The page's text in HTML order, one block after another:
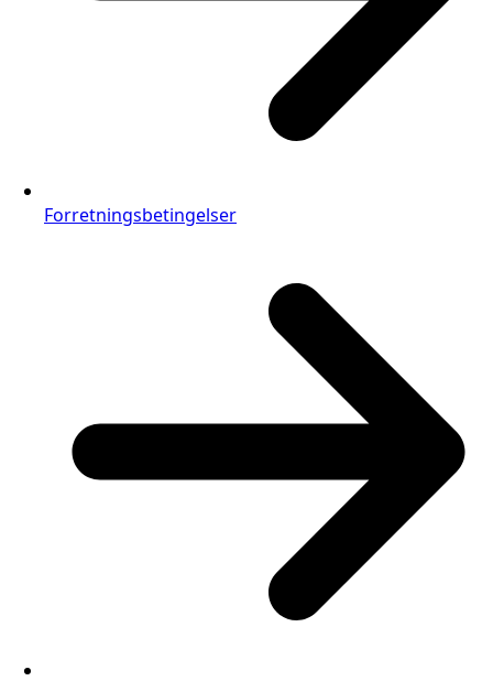
Forretningsbetingelser